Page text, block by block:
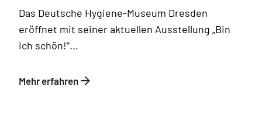
Das Deutsche Hygiene-Museum Dresden
eröffnet mit seiner aktuellen Ausstellung „Bin
ich schön!“...
Mehr erfahren